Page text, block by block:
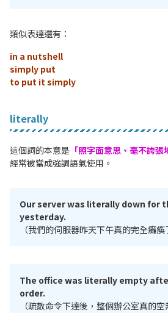
類似表達還有：
in a nutshell
simply put
to put it simply
literally
這個詞的本意是 「照字面意思、毫不誇張
經常被當成強調語氣使用。
Our server was literally down for
yesterday.
（我們的伺服器昨天下午真的完全癱瘓
The office was literally empty
order.
（疏散命令下達後，整個辦公室真的空